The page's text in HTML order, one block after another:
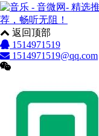
荐，畅听无阻！
返回顶部
1514971519
1514971519@qq.com